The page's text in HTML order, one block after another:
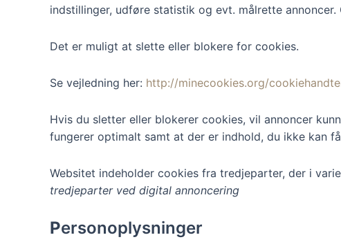
indstillinger, udføre statistik og evt. målrette
Det er muligt at slette eller blokere for cookies.
Se vejledning her: http://minecookies.org/
Hvis du sletter eller blokerer cookies, vil annoncer
fungerer optimalt samt at der er indhold, du ikke kan
Websitet indeholder cookies fra tredjeparter, der i
tredjeparter ved digital annoncering
Personoplysninger